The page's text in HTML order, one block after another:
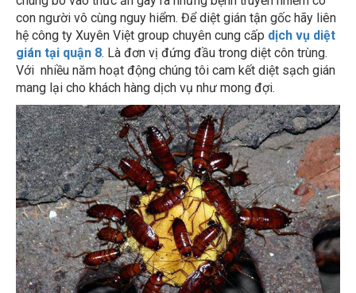
con người vô cùng nguy hiểm. Để diệt gián tận gốc hãy liên
hệ công ty Xuyên Việt group chuyên cung cấp dịch vụ diệt
gián tại quận 8. Là đơn vị đứng đầu trong diệt côn trùng.
Với nhiều năm hoạt động chúng tôi cam kết diệt sạch gián
mang lại cho khách hàng dịch vụ như mong đợi.